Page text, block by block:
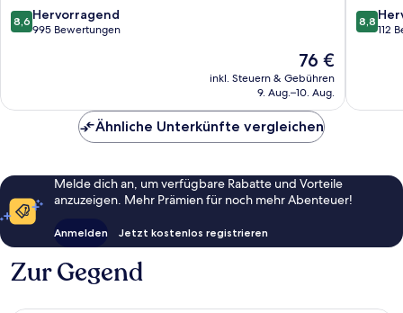
8.6
von
8,6 Hervorragend
995 Bewertungen
Der
Preis
beträgt
76 €
inkl. Steuern & Gebühren
9. Aug.–10. Aug.
8.8
von
8,8
112
Ähnliche Unterkünfte vergleichen
Melde dich an, um verfügbare Rabatte und Vorteile
anzuzeigen. Mehr Prämien für noch mehr Abenteuer!
Anmelden Jetzt kostenlos registrieren
Zur Gegend